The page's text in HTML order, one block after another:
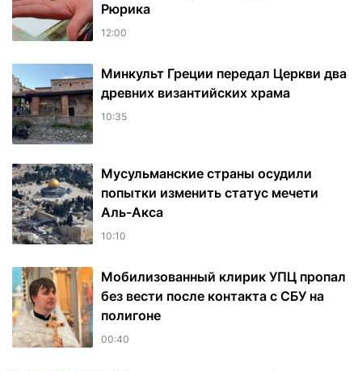
Рюрика
12:00
Минкульт Греции передал Церкви два
древних византийских храма
10:35
Мусульманские страны осудили
попытки изменить статус мечети
Аль-Акса
10:10
Мобилизованный клирик УПЦ пропал
без вести после контакта с СБУ на
полигоне
00:40